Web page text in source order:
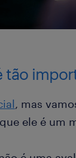
tão
, mas
ele é um